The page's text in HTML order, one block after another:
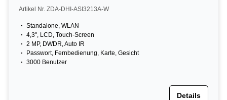
LCD Touch-Screen, 2 MP, 13,56 MHz, IR,
Artikel Nr. ZDA-DHI-ASI3213A-W
Standalone, WLAN
4,3", LCD, Touch-Screen
2 MP, DWDR, Auto IR
Passwort, Fernbedienung, Karte, Gesicht
3000 Benutzer
Details